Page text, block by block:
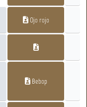
Ojo rojo
Bebop